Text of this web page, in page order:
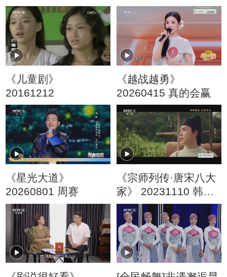
《儿童剧》
20161212
《越战越勇》
20260415 真的会赢
《星光大道》
20260801 周赛
《宗师列传·唐宋八大
家》 20231110 韩愈·
上